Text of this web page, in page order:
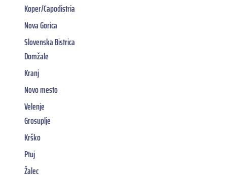
Koper/Capodistria
Nova Gorica
Slovenska Bistrica
Domžale
Kranj
Novo mesto
Velenje
Grosuplje
Krško
Ptuj
Žalec